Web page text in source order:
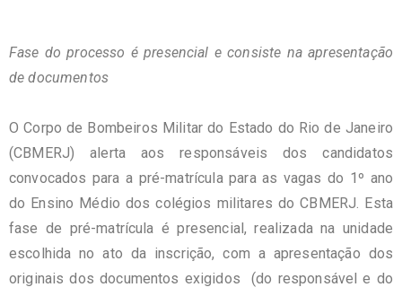
Fase do processo é presencial e consiste na apresentação
de documentos
O Corpo de Bombeiros Militar do Estado do Rio de Janeiro
(CBMERJ) alerta aos responsáveis dos candidatos
convocados para a pré-matrícula para as vagas do 1º ano
do Ensino Médio dos colégios militares do CBMERJ. Esta
fase de pré-matrícula é presencial, realizada na unidade
escolhida no ato da inscrição, com a apresentação dos
originais dos documentos exigidos (do responsável e do